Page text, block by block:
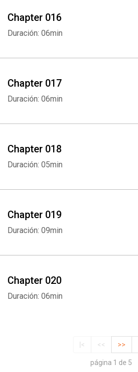
Chapter 016
Duración: 06min
Chapter 017
Duración: 06min
Chapter 018
Duración: 05min
Chapter 019
Duración: 09min
Chapter 020
Duración: 06min
|< << >>
página 1 de 5